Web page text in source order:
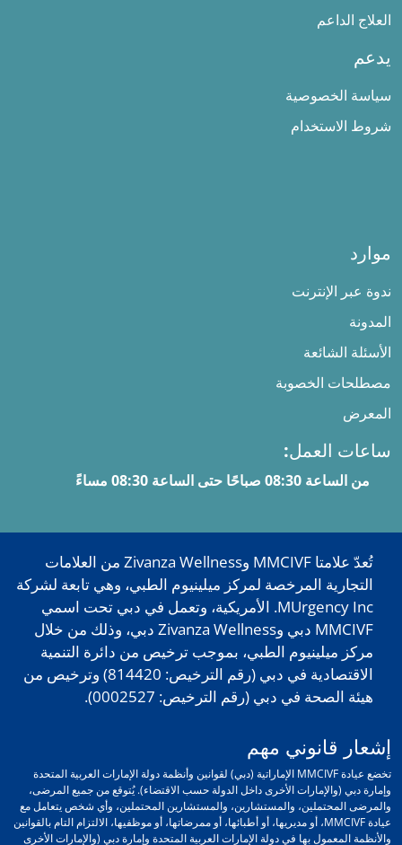
العلاج الداعم
يدعم
سياسة الخصوصية
شروط الاستخدام
موارد
ندوة عبر الإنترنت
المدونة
الأسئلة الشائعة
مصطلحات الخصوبة
المعرض
ساعات العمل:
من الساعة 08:30 صباحًا حتى الساعة 08:30 مساءً
تُعدّ علامتا MMCIVF وZivanza Wellness من العلامات
التجارية المرخصة لمركز ميلينيوم الطبي، وهي تابعة لشركة
MUrgency Inc. الأمريكية، وتعمل في دبي تحت اسمي
MMCIVF دبي وZivanza Wellness دبي، وذلك من خلال
مركز ميلينيوم الطبي، بموجب ترخيص من دائرة التنمية
الاقتصادية في دبي (رقم الترخيص: 814420) وترخيص من
هيئة الصحة في دبي (رقم الترخيص: 0002527).
إشعار قانوني مهم
تخضع عيادة MMCIVF الإماراتية (دبي) لقوانين وأنظمة دولة الإمارات العربية المتحدة
وإمارة دبي (والإمارات الأخرى داخل الدولة حسب الاقتضاء). يُتوقع من جميع المرضى،
والمرضى المحتملين، والمستشارين، والمستشارين المحتملين، وأي شخص يتعامل مع
عيادة MMCIVF، أو مديريها، أو أطبائها، أو ممرضاتها، أو موظفيها، الالتزام التام بالقوانين
والأنظمة المعمول بها في دولة الإمارات العربية المتحدة وإمارة دبي (والإمارات الأخرى